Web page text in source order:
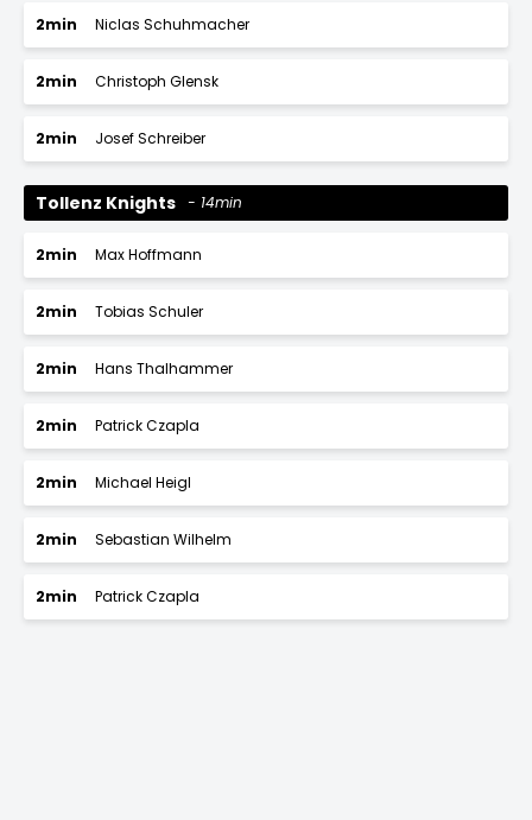
2min Niclas Schuhmacher
2min Christoph Glensk
2min Josef Schreiber
Tollenz Knights 14min
2min Max Hoffmann
2min Tobias Schuler
2min Hans Thalhammer
2min Patrick Czapla
2min Michael Heigl
2min Sebastian Wilhelm
2min Patrick Czapla